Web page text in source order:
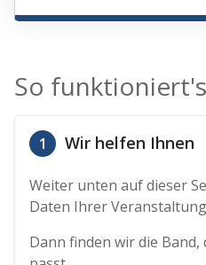
So funktioniert's
1 Wir helfen Ihnen
Weiter unten auf dieser
Daten Ihrer
Dann finden wir die